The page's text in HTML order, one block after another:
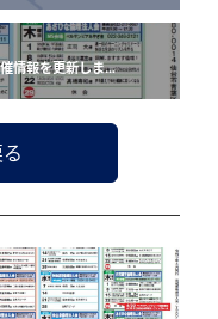
情報を更新しま…